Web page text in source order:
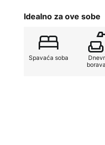
Idealno za ove sobe
Spavaća soba